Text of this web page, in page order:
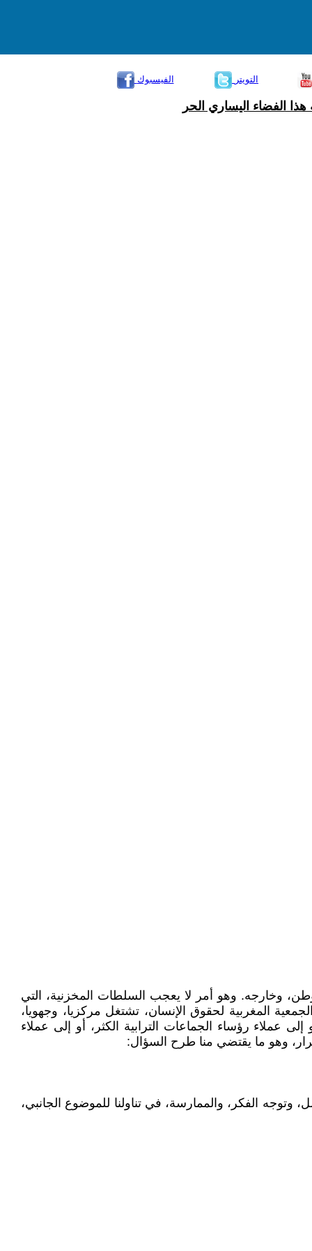
الفيسبوك التويتر
الفضاء اليساري الحر
وخارجه. وهو أمر لا يعجب السلطات المخزنية، التي
المغربية لحقوق الإنسان، تشتغل مركزيا، وجهويا،
عملاء رؤساء الجماعات الترابية الكثر، أو إلى عملاء
وهو ما يقتضي منا طرح السؤال:
الفكر، والممارسة، في تناولنا للموضوع الجانبي،